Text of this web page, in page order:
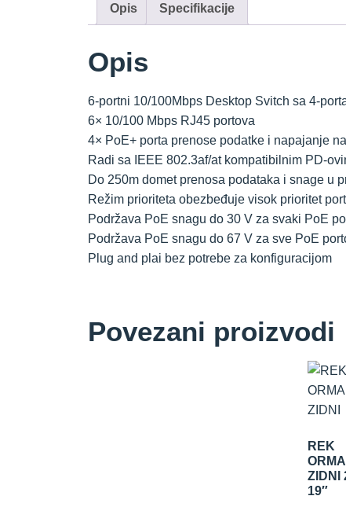
Opis Specifikacije
Opis
6-portni 10/100Mbps Desktop Svitch sa 4-
6× 10/100 Mbps RJ45 portova
4× PoE+ porta prenose podatke i napajanje
Radi sa IEEE 802.3af/at kompatibilnim PD-
Do 250m domet prenosa podataka i snage u
Režim prioriteta obezbeđuje visok prioritet
Podržava PoE snagu do 30 V za svaki PoE
Podržava PoE snagu do 67 V za sve PoE
Plug and plai bez potrebe za konfiguracijom
Povezani proizvodi
REK
ZIDNI
19″